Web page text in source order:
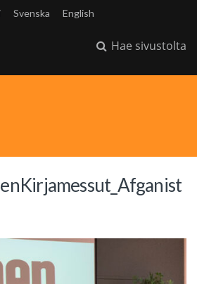
Svenska English
Hae sivustolta